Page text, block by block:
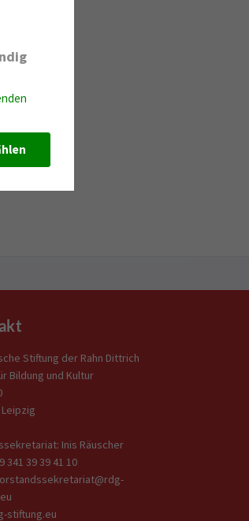
Stiftung der Rahn Dittrich
Bildung und Kultur
Leipzig
Inis Räuscher
341 39 39 41 10
stiftung.eu